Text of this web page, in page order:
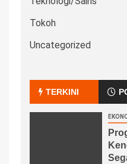
Tokoh
Uncategorized
TERKINI